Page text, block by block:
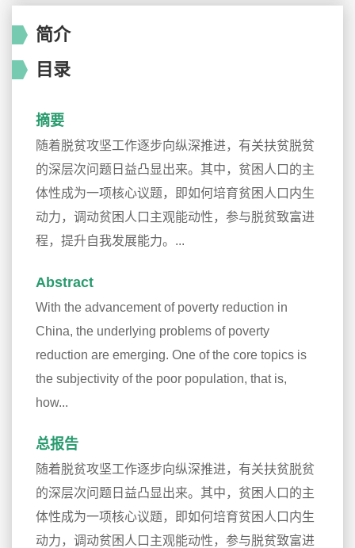
简介
目录
摘要
随着脱贫攻坚工作逐步向纵深推进，有关扶贫脱贫
的深层次问题日益凸显出来。其中，贫困人口的主
体性成为一项核心议题，即如何培育贫困人口内生
动力，调动贫困人口主观能动性，参与脱贫致富进
程，提升自我发展能力。...
Abstract
With the advancement of poverty reduction in
China, the underlying problems of poverty
reduction are emerging. One of the core topics is
the subjectivity of the poor population, that is,
how...
总报告
随着脱贫攻坚工作逐步向纵深推进，有关扶贫脱贫
的深层次问题日益凸显出来。其中，贫困人口的主
体性成为一项核心议题，即如何培育贫困人口内生
动力，调动贫困人口主观能动性，参与脱贫致富进